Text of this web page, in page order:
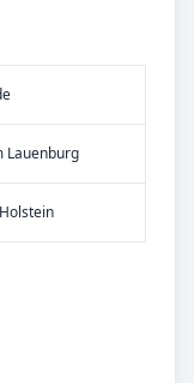
Lauenburg